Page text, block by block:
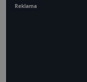
Reklama